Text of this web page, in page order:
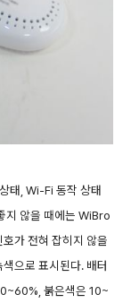
태, Wi-Fi 동작 상태
지 않을 때에는 WiBro
가 전혀 잡히지 않을
으로 표시된다. 배터
붉은색은 10~